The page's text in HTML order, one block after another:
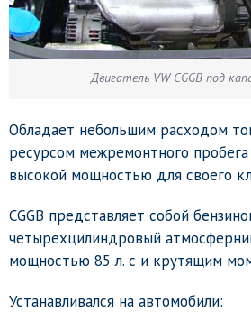
Двигатель VW CGGB под
Обладает небольшим расходом
ресурсом межремонтного
высокой мощностью для своего
CGGB представляет собой
четырехцилиндровый
мощностью 85 л. с и крутящим
Устанавливался на автомобили: